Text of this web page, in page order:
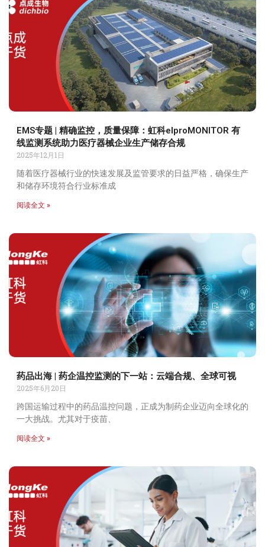
EMS专题 | 精确监控，质量保障：虹科elproMONITOR 有
线监测系统助力医疗器械企业生产储存合规
2025年12月1日
随着医疗器械行业的快速发展及监管要求的日益严格，确保生产
和储存环境符合行业标准成
阅读全文 »
药品出海 | 药企温控监测的下一站：云端合规、全球可视
2025年6月20日
跨国运输过程中的药品温控问题，正成为制药企业迈向全球化的
一大挑战。尤其对于疫苗、
阅读全文 »